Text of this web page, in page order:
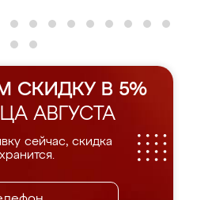
СКИДКУ В 5%
АВГУСТА
сейчас, скидка